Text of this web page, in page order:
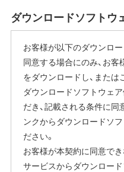
ん。
ト時に本製品の個体識別
とがあり、この情報はお
づけられる場合があります
本製品の個体識別情報は
れる各種情報とも紐づけら
はこれらの情報をお客様
様へのサポート提供、およ
善等のために利用いたしま
ダウンロードソフトウ
お客様が以下のダウンロ
同意する場合にのみ、お
をダウンロードし、または
ダウンロードソフトウェ
だき、記載される条件に同
ンクからダウンロードソ
ださい。
お客様が本契約に同意で
サービスからダウンロー